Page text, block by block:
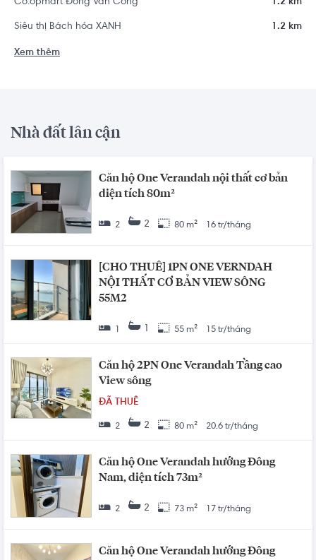
Co.opmart Đồng Văn Cống 1.2 km
Siêu thị Bách hóa XANH 1.2 km
Xem thêm
Nhà đất lân cận
Căn hộ One Verandah nội thất cơ bản
diện tích 80m²
2 2 80 m² 16 tr/tháng
[CHO THUÊ] 1PN ONE VERNDAH
NỘI THẤT CƠ BẢN VIEW SÔNG
55M2
1 55 m² 15 tr/tháng
Căn hộ 2PN One Verandah Tầng cao
View sông
ĐÃ THUÊ
2 2 80 m² 20.6 tr/tháng
Căn hộ One Verandah hướng Đông
Nam, diện tích 73m²
2 2 73 m² 17 tr/tháng
Căn hộ One Verandah hướng Đông